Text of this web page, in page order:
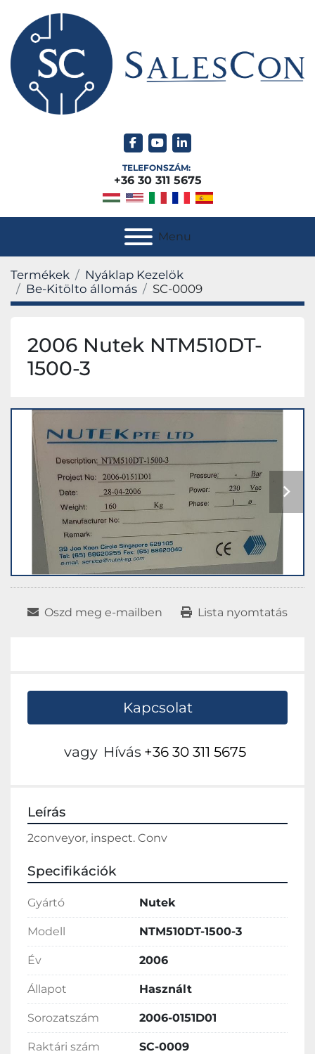
facebook
youtubelinkedin
TELEFONSZÁM:
+36 30 311 5675
Menu
Termékek
Nyáklap Kezelök
Be-Kitölto állomás
SC-0009
2006 Nutek NTM510DT-
1500-3
Oszd meg e-mailben Lista nyomtatás
Kapcsolat
vagy Hívás +36 30 311 5675
Leírás
2conveyor, inspect. Conv
Specifikációk
Gyártó Nutek
Modell NTM510DT-1500-3
Év 2006
Állapot Használt
Sorozatszám 2006-0151D01
Raktári szám SC-0009